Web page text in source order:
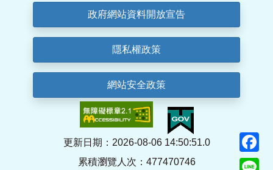
政府網站資料開放宣告
隱私權政策
網站安全政策
更新日期：2026-08-06 14:50:51.0
累積瀏覽人次：477470746